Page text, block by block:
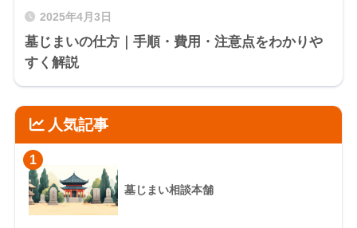
2025年4月3日
墓じまいの仕方｜手順・費用・注意点をわかりや
すく解説
人気記事
1
墓じまい相談本舗